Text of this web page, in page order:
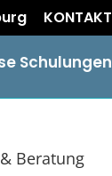
KONTAKT
Schulungen
Beratung